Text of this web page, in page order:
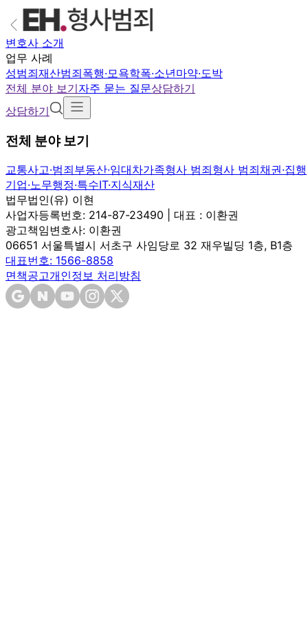
변호사 소개
업무 사례
성범죄재산범죄폭행·모욕학폭·소년마약·도박
전체 분야 보기자주 묻는 질문상담하기
상담하기
전체 분야 보기
교통사고·범죄부동산·임대차가족형사 범죄형사 범죄채권·집행
기업·노무행정·특수IT·지식재산
법무법인(유) 이현
사업자등록번호: 214-87-23490 | 대표 : 이환권
광고책임변호사: 이환권
06651 서울특별시 서초구 사임당로 32 재우빌딩 1층, B1층
대표번호: 1566-8858
면책공고개인정보 처리방침